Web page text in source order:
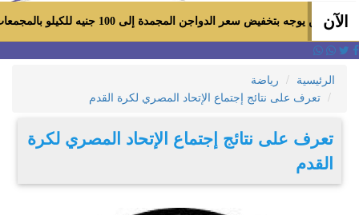
الآن
سعر الدواجن المجمدة إلى 100 جنيه للكيلو بالمجمعات الاستهلاكية ومعارض «أهلاً رمضان»
الرئيسية
رياضة
تعرف على نتائج إجتماع الإتحاد المصري لكرة القدم
تعرف على نتائج إجتماع الإتحاد المصري لكرة
القدم